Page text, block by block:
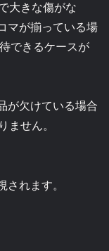
大きな傷がな
マが揃っている場
できるケースが
が欠けている場合
せん。
れます。